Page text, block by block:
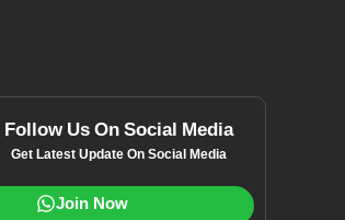
Follow Us On Social Media
Get Latest Update On Social Media
Join Now